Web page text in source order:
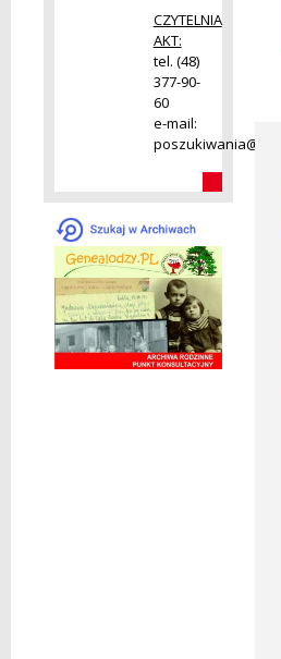
CZYTELNIA
AKT:
tel. (48)
377-90-
60
e-mail: